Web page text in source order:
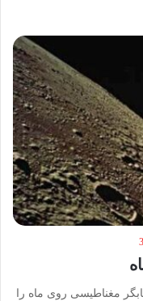
مغناطیسی روی ماه را